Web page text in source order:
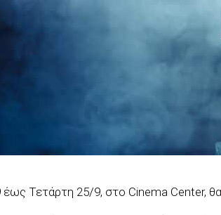
Τετάρτη 25/9, στο Cinema Center, θα